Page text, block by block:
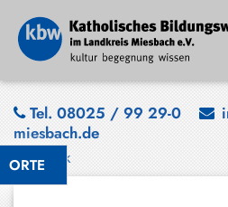
ORTE
Tel. 08025 / 99 29-0
miesbach.de
Zurück
Bad
Wiessee
Bayrischzell